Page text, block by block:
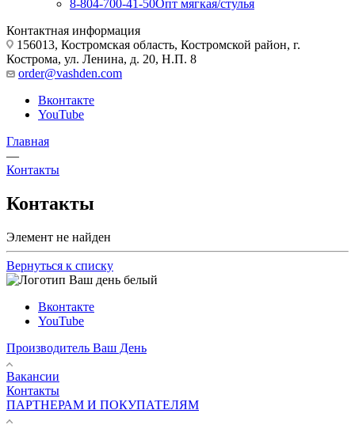
8-804-700-41-50Опт мягкая/стулья
Контактная информация
156013, Костромская область, Костромской район, г.
Кострома, ул. Ленина, д. 20, Н.П. 8
order@vashden.com
Вконтакте
YouTube
Главная
—
Контакты
Контакты
Элемент не найден
Вернуться к списку
Вконтакте
YouTube
Производитель Ваш День
Вакансии
Контакты
ПАРТНЕРАМ И ПОКУПАТЕЛЯМ